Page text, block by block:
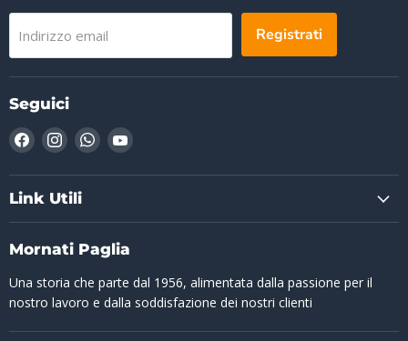
Indirizzo email Registrati
Seguici
Trovaci
Facebook
Trovaci
Instagram
Trovaci
WhatsApp
Trovaci
YouTube
Link Utili
Mornati Paglia
Una storia che parte dal 1956, alimentata dalla passione per il
nostro lavoro e dalla soddisfazione dei nostri clienti